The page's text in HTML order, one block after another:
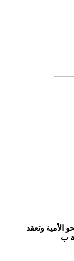
الأمية وتعقد